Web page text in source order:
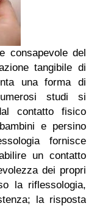
consapevole del
tangibile di
una forma di
studi si
contatto fisico
e persino
fornisce
un contatto
dei propri
la riflessologia,
la risposta